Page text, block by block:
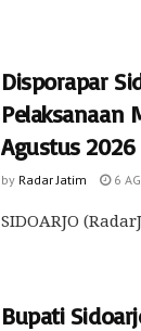
Disporapar
Pelaksanaan
Agustus 2026
by Radar Jatim 6
SIDOARJO
Bupati